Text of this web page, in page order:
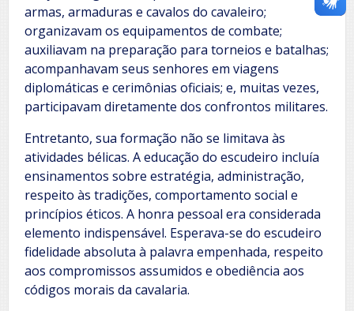
armas, armaduras e cavalos do cavaleiro;
organizavam os equipamentos de combate;
auxiliavam na preparação para torneios e batalhas;
acompanhavam seus senhores em viagens
diplomáticas e cerimônias oficiais; e, muitas vezes,
participavam diretamente dos confrontos militares.
Entretanto, sua formação não se limitava às
atividades bélicas. A educação do escudeiro incluía
ensinamentos sobre estratégia, administração,
respeito às tradições, comportamento social e
princípios éticos. A honra pessoal era considerada
elemento indispensável. Esperava-se do escudeiro
fidelidade absoluta à palavra empenhada, respeito
aos compromissos assumidos e obediência aos
códigos morais da cavalaria.